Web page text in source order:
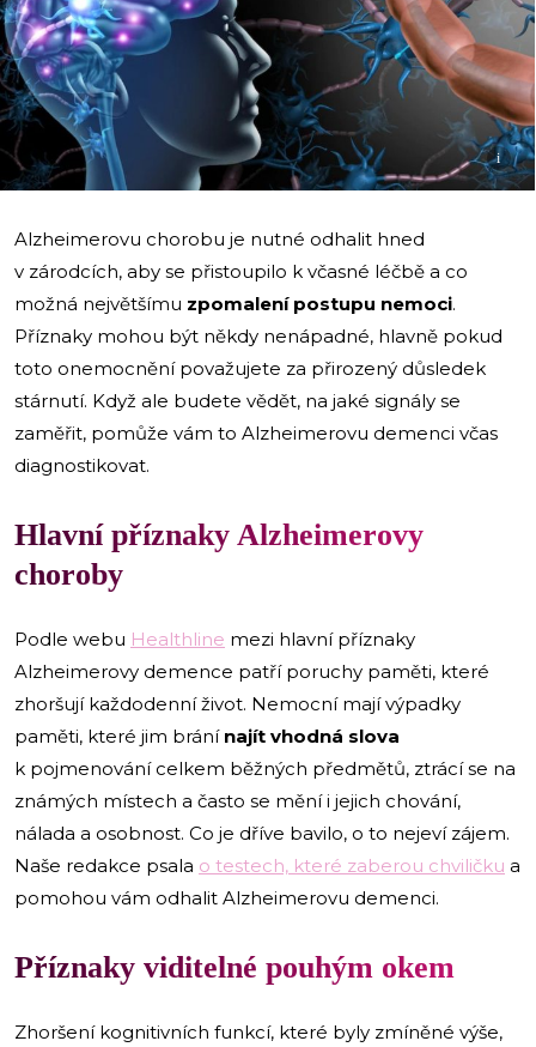
i
Alzheimerovu chorobu je nutné odhalit hned
v zárodcích, aby se přistoupilo k včasné léčbě a co
možná největšímu zpomalení postupu nemoci.
Příznaky mohou být někdy nenápadné, hlavně pokud
toto onemocnění považujete za přirozený důsledek
stárnutí. Když ale budete vědět, na jaké signály se
zaměřit, pomůže vám to Alzheimerovu demenci včas
diagnostikovat.
Hlavní příznaky Alzheimerovy
choroby
Podle webu Healthline mezi hlavní příznaky
Alzheimerovy demence patří poruchy paměti, které
zhoršují každodenní život. Nemocní mají výpadky
paměti, které jim brání najít vhodná slova
k pojmenování celkem běžných předmětů, ztrácí se na
známých místech a často se mění i jejich chování,
nálada a osobnost. Co je dříve bavilo, o to nejeví zájem.
Naše redakce psala o testech, které zaberou chviličku a
pomohou vám odhalit Alzheimerovu demenci.
Příznaky viditelné pouhým okem
Zhoršení kognitivních funkcí, které byly zmíněné výše,